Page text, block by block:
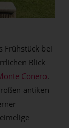
Frühstück bei
Blick
Conero.
antiken